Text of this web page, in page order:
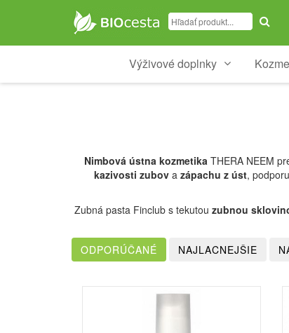
Výživové doplnky
Nimbová ústna kozmetika THERA NEEM
kazivosti zubov a zápachu z úst,
Zubná pasta Finclub s tekutou zubnou